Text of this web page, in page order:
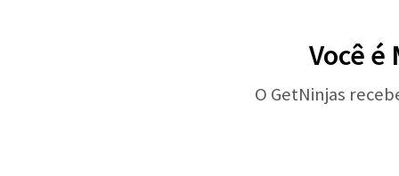
Você é
O GetNinjas